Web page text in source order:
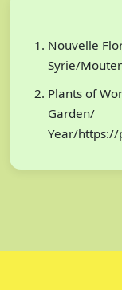
Nouvelle
Syrie/
Plants of
Garden/
Year/https://